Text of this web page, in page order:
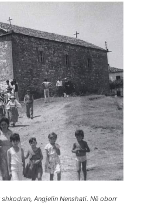
Angjelin Nenshati. Në oborr